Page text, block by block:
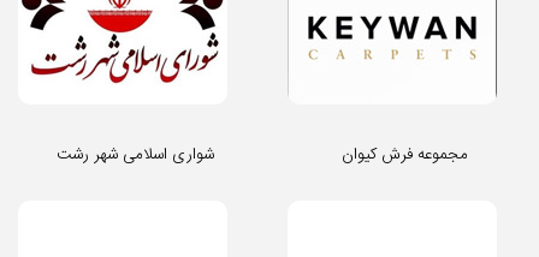
شواری اسلامی شهر رشت مجموعه فرش کیوان